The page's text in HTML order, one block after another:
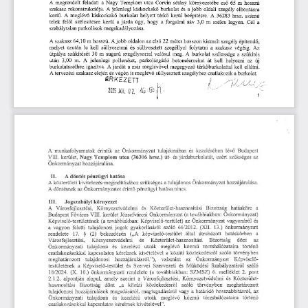
A megrendelt feladat: a Nagy Templom utca Corvin sétány környezetébe eső 65 m hosszú
szakasz rekonstrukciója. A jelenlegi kiskockakő burkolat és a jobb oldali szegély elbontásra
kerül. A meglévő kiskockakő burkolat helyett térkő kerül beépítésre. A 36283 hrsz. számú
telek felől szélesítésre kerül a járda úgy, hogy a forgalmi sáv 3,0 m széles legyen. Cél a
szabálytalan parkolások megakadályozása.
A szakasz 64,10 m hosszú. A jobb oldalon az első 22 méter hosszon kiemelt szegély építendő,
melyet ezután le kell süllyeszteni és süllyesztett szegéllyel folytatni a szakasz végéig. Az
útpálya szűkítését 30 m sugarú szegélysorral valósul meg. A burkolat szélessége a szűkítés
után 3,00 m. A jelenlegi pollereket, parkolásgátló betonelemeket át kell helyezni az új
burkolatszélhez igazítva. A járdát a már meglévővel megegyező térkőburkolattal kell ellátni.
A tervezési szakasz elején és végén is meglévő süllyesztett szegélyhez csatlakozik a burkolat.
ÉRKEZETT í / j ,
2025 JÖL 02 AGáüh